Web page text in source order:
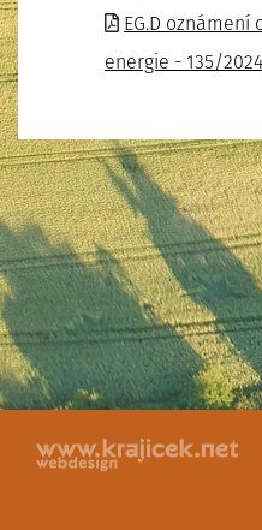
EG.D
energie - 135/2024